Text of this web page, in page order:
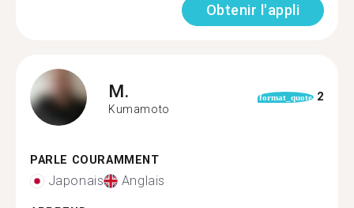
Obtenir l'appli
M.
Kumamoto
format_quote 2
PARLE COURAMMENT
Japonais Anglais